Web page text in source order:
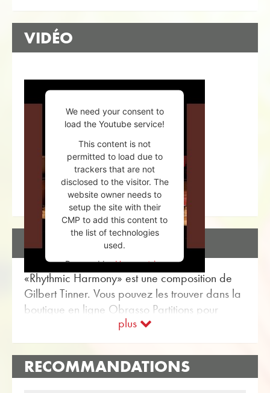
VIDÉO
We need your consent to
load the Youtube service!
This content is not
permitted to load due to
trackers that are not
disclosed to the visitor. The
website owner needs to
setup the site with their
CMP to add this content to
the list of technologies
used.
Powered byUsercentrics
Consent Management
Platform
DESCRIPTION
«Rhythmic Harmony» est une composition de
Gilbert Tinner. Vous pouvez les trouver dans la
boutique en ligne Obrasso Partitions pour
Brass Band avec l'article no. 19220
disponible. La partition est classée dans
Niveau de difficulté B (facile). Plus
Compositions originales pour Brass Band
plus
RECOMMANDATIONS